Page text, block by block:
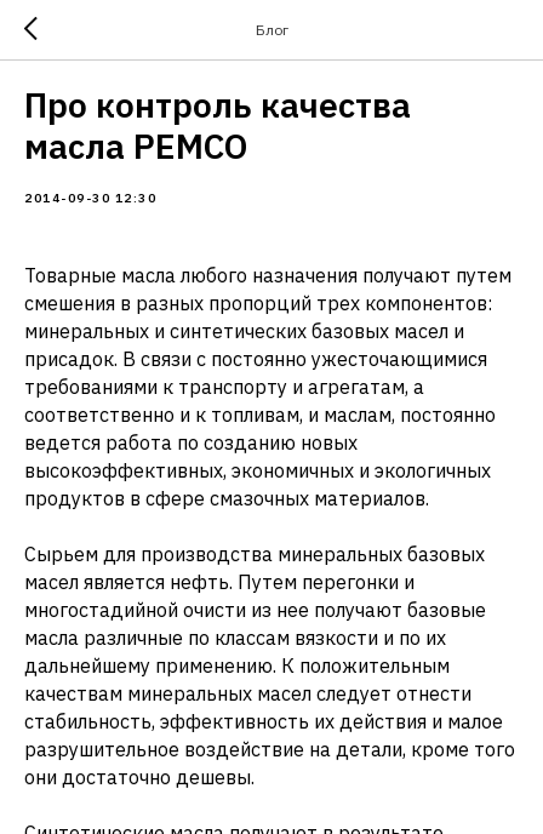
Блог
Про контроль качества
масла PEMCO
2014-09-30 12:30
Товарные масла любого назначения получают путем
смешения в разных пропорций трех компонентов:
минеральных и синтетических базовых масел и
присадок. В связи с постоянно ужесточающимися
требованиями к транспорту и агрегатам, а
соответственно и к топливам, и маслам, постоянно
ведется работа по созданию новых
высокоэффективных, экономичных и экологичных
продуктов в сфере смазочных материалов.
Сырьем для производства минеральных базовых
масел является нефть. Путем перегонки и
многостадийной очисти из нее получают базовые
масла различные по классам вязкости и по их
дальнейшему применению. К положительным
качествам минеральных масел следует отнести
стабильность, эффективность их действия и малое
разрушительное воздействие на детали, кроме того
они достаточно дешевы.